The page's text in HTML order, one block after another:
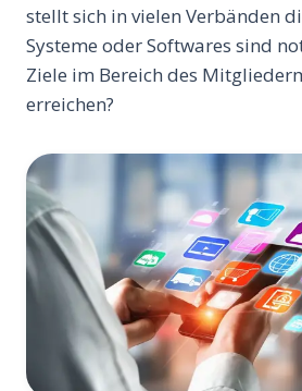
stellt sich in vielen Verbänden
Systeme oder Softwares sind
Ziele im Bereich des
erreichen?